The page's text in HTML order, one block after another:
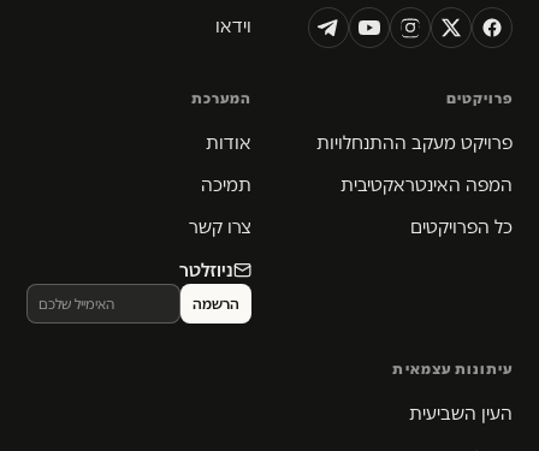
וידאו
פרויקטים
פרויקט מעקב ההתנחלויות
המפה האינטראקטיבית
כל הפרויקטים
המערכת
אודות
תמיכה
צרו קשר
ניוזלטר
עיתונות עצמאית
העין השביעית